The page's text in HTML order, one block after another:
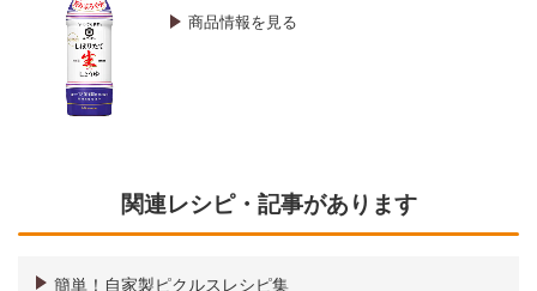
商品情報を見る
関連レシピ・記事があります
簡単！自家製ピクルスレシピ集